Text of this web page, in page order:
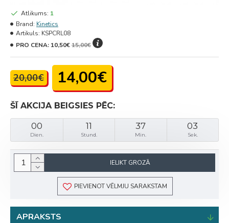
ŠĪ AKCIJA BEIGSIES PĒC:
00
Dien.
11
Stund.
37
Min.
03
Sek.
20,00€ 14,00€
Atlikums: 1
Brand: Kinetics
Artikuls: KSPCRL08
PRO CENA: 10,50€15,00€
IELIKT GROZĀ
PIEVIENOT VĒLMJU SARAKSTAM
APRAKSTS